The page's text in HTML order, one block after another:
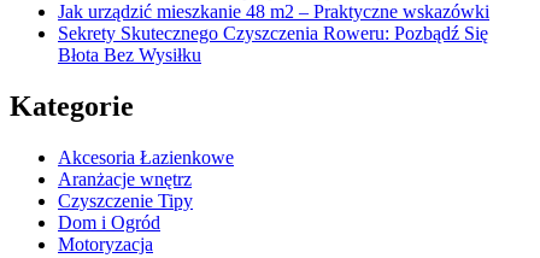
Jak urządzić mieszkanie 48 m2 – Praktyczne wskazówki
Sekrety Skutecznego Czyszczenia Roweru: Pozbądź Się
Błota Bez Wysiłku
Kategorie
Akcesoria Łazienkowe
Aranżacje wnętrz
Czyszczenie Tipy
Dom i Ogród
Motoryzacja